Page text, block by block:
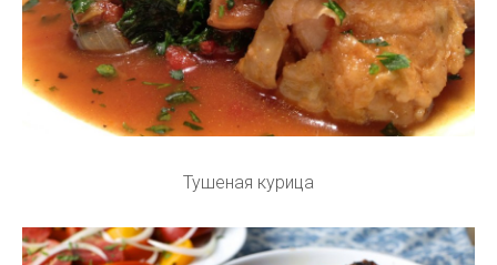
Тушеная курица